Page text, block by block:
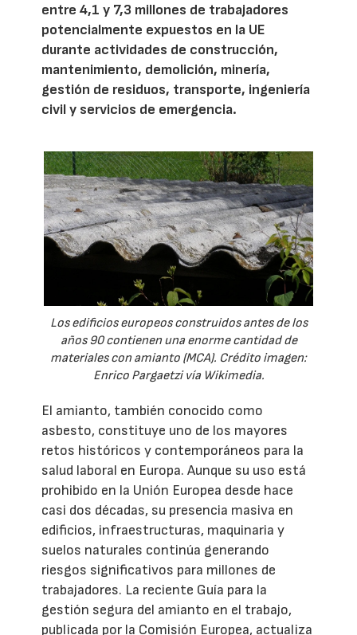
entre 4,1 y 7,3 millones de trabajadores
potencialmente expuestos en la UE
durante actividades de construcción,
mantenimiento, demolición, minería,
gestión de residuos, transporte, ingeniería
civil y servicios de emergencia.
Los edificios europeos construidos antes de los
años 90 contienen una enorme cantidad de
materiales con amianto (MCA). Crédito imagen:
Enrico Pargaetzi vía Wikimedia.
El amianto, también conocido como
asbesto, constituye uno de los mayores
retos históricos y contemporáneos para la
salud laboral en Europa. Aunque su uso está
prohibido en la Unión Europea desde hace
casi dos décadas, su presencia masiva en
edificios, infraestructuras, maquinaria y
suelos naturales continúa generando
riesgos significativos para millones de
trabajadores. La reciente Guía para la
gestión segura del amianto en el trabajo,
publicada por la Comisión Europea, actualiza